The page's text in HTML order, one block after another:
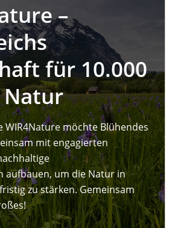
–
für 10.000
WIR4Nature möchte Blühendes
mit engagierten
aufbauen, um die Natur in
zu stärken. Gemeinsam